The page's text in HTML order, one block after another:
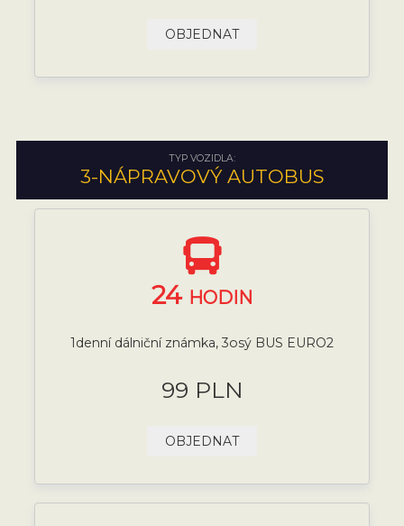
OBJEDNAT
TYP VOZIDLA:
3-NÁPRAVOVÝ AUTOBUS
24 HODIN
1denní dálniční známka, 3osý BUS EURO2
99 PLN
OBJEDNAT